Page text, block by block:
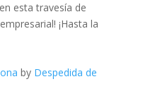
esta ‍travesía de
¡Hasta la
by Despedida de